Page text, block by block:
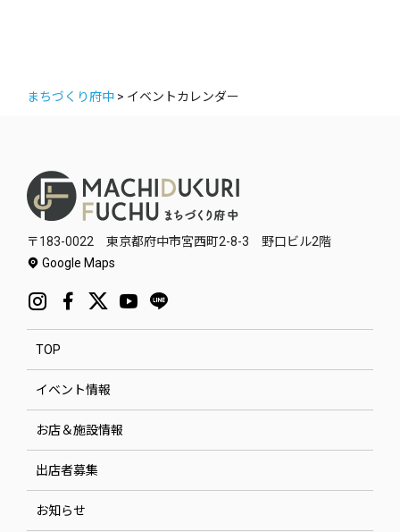
まちづくり府中 > イベントカレンダー
〒183-0022 東京都府中市宮西町2-8-3 野口ビル2階
Google Maps
TOP
イベント情報
お店＆施設情報
出店者募集
お知らせ